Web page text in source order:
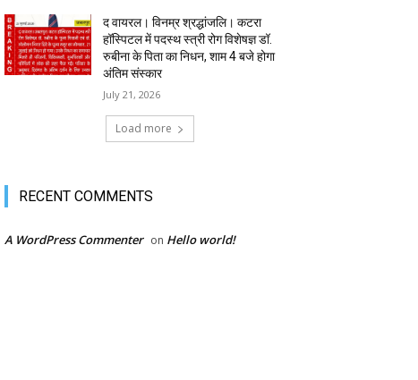
द वायरल। विनम्र श्रद्धांजलि। कटरा
हॉस्पिटल में पदस्थ स्त्री रोग विशेषज्ञ डॉ.
रुबीना के पिता का निधन, शाम 4 बजे होगा
अंतिम संस्कार
July 21, 2026
Load more
RECENT COMMENTS
A WordPress Commenter on Hello world!